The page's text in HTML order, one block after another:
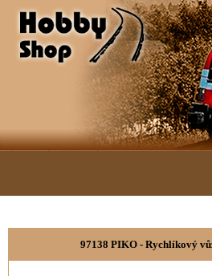
97138 PIKO - Rychlíkový